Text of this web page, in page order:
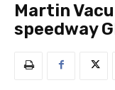
Martin
speedway